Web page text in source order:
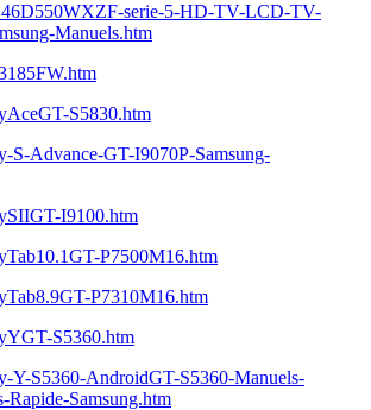
serie-5-HD-TV-LCD-TV-
Manuels.htm
S5830.htm
Advance-GT-I9070P-Samsung-
I9100.htm
P7500M16.htm
P7310M16.htm
S5360.htm
Y-S5360-AndroidGT-S5360-Manuels-
Rapide-Samsung.htm